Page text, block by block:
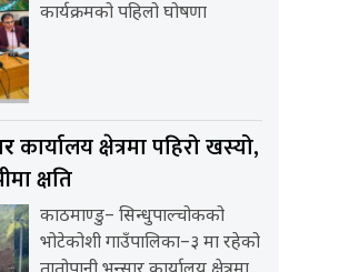
कार्यक्रमको पहिलो घोषणा
कार्यालय क्षेत्रमा पहिरो खस्यो,
क्षति
काठमाण्डु– सिन्धुपाल्चोकको
भोटेकोशी गाउँपालिका–३ मा रहेको